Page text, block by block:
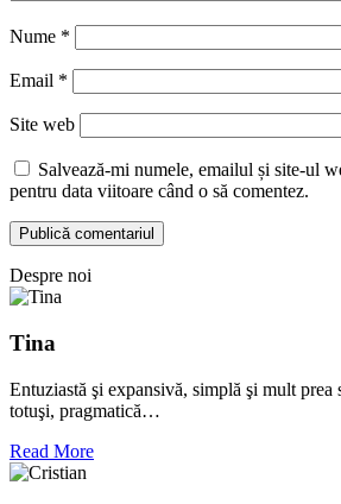
Nume *
Email *
Site web
Salvează-mi numele, emailul și site-ul
pentru data viitoare când o să comentez.
Despre noi
Tina
Entuziastă şi expansivă, simplă şi mult prea
totuşi, pragmatică…
Read More